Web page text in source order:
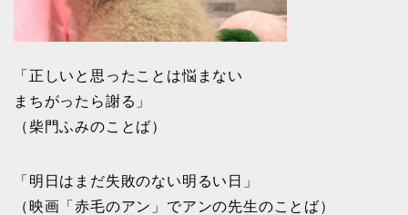
「正しいと思ったことは悩まない
まちがったら謝る」
（柴門ふみのことば）
「明日はまだ失敗のない明るい日」
（映画「赤毛のアン」でアンの先生のことば）